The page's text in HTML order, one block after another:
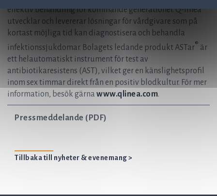
effektiv behandling för kommande generationer. Q-linea
utvecklar och levererar lösningar för vårdgivare som på
kortast möjliga tid kan diagnostisera och behandla
infektionssjukdomar. Bolagets ledande produkt ASTar® är
ett helautomatiskt instrument för test av
antibiotikaresistens (AST), vilket ger en känslighetsprofil
inom sex timmar direkt från en positiv blodkultur. För mer
information, besök gärna www.qlinea.com.
Pressmeddelande (PDF)
Tillbaka till nyheter & evenemang >